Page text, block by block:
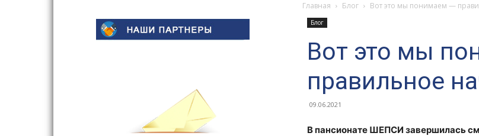
Главная Блог Вот это мы понимаем —
Блог
Вот это мы
правильное
09.06.2021
В пансионате ШЕПСИ завершилась